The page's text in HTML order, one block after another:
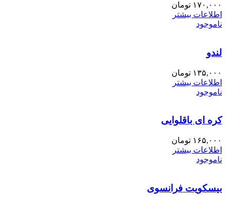
۱۷۰,۰۰۰ تومان
اطلاعات بیشتر
ناموجود
لندو
۱۳۵,۰۰۰ تومان
اطلاعات بیشتر
ناموجود
کره ای باقلوایی
۱۶۵,۰۰۰ تومان
اطلاعات بیشتر
ناموجود
بیسکویت فرانسوی